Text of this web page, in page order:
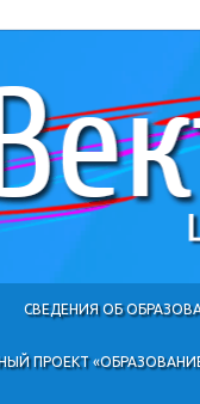
СВЕДЕНИЯ ОБ
ПРОЕКТ